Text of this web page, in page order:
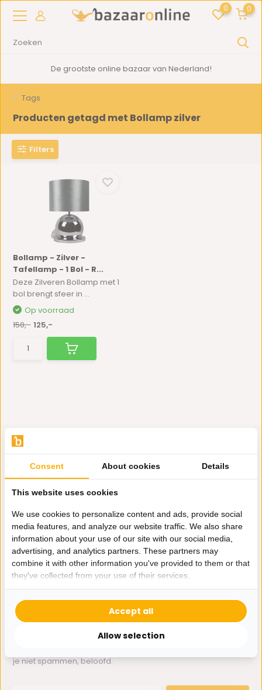
0 0
De grootste online bazaar van Nederland!
Tags
Producten getagd met Bollamp zilver
Filters
Bollamp - Zilver -
Tafellamp - 1 Bol - R...
Deze Zilveren Bollamp met 1
bol brengt sfeer in ...
Op voorraad
150,- 125,-
Hulp nodig?
Wij zitten voor je klaar.
Whatsapp ons
0162-231130
klantenservice@bazaaronline.nl
je niet spammen, beloofd.
Consent About cookies Details
This website uses cookies
We use cookies to personalize content and ads, provide social
media features, and analyze our website traffic. We also share
information about your use of our site with our social media,
advertising, and analytics partners. These partners may
combine it with other information you've provided to them or that
they've collected from your use of their services.
Allow selection
Accept all